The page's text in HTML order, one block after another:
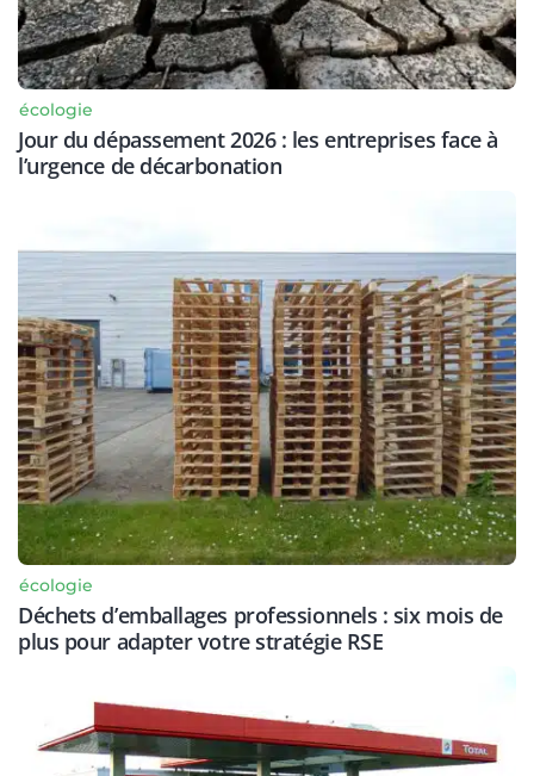
écologie
Jour du dépassement 2026 : les entreprises face à
l’urgence de décarbonation
écologie
Déchets d’emballages professionnels : six mois de
plus pour adapter votre stratégie RSE